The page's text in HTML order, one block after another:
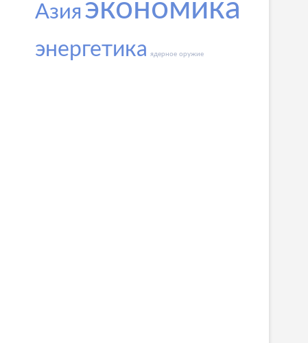
Азия экономика
энергетика ядерное оружие